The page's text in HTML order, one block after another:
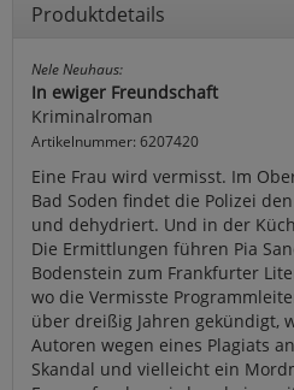
Produktdetails
Nele Neuhaus:
In ewiger Freundschaft
Kriminalroman
Artikelnummer: 6207420
Eine Frau wird vermisst. Im
Bad Soden findet die Polizei
und dehydriert. Und in der
Die Ermittlungen führen Pia
Bodenstein zum Frankfurter
wo die Vermisste
über dreißig Jahren gekündigt,
Autoren wegen eines Plagiats
Skandal und vielleicht ein